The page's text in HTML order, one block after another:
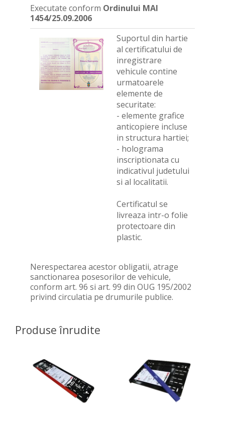
Executate conform Ordinului MAI
1454/25.09.2006
Suportul din hartie
al certificatului de
inregistrare
vehicule contine
urmatoarele
elemente de
securitate:
- elemente grafice
anticopiere incluse
in structura hartiei;
- holograma
inscriptionata cu
indicativul judetului
si al localitatii.
Certificatul se
livreaza intr-o folie
protectoare din
plastic.
Nerespectarea acestor obligatii, atrage
sanctionarea posesorilor de vehicule,
conform art. 96 si art. 99 din OUG 195/2002
privind circulatia pe drumurile publice.
Produse înrudite